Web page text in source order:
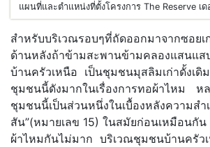
แผนที่และตำแหน่งที่ตั้งโครงการ The Reserve เ
สำหรับบริเวณรอบๆที่ถัดออกมาจากซอย
ด้านหลังถ้าข้ามสะพานข้ามคลองแสนแส
บ้านครัวเหนือ เป็นชุมชนมุสลิมเก่าดั้งเ
ชุมชนนี้ดังมากในเรื่องการทอผ้าไหม ห
ชุมชนนี้เป็นส่วนหนึ่งในเบื้องหลังความสำ
สัน”(หมายเลข 15) ในสมัยก่อนเหมือนกั
ผ้าไหมกันไม่มาก บริเวณชุมชนบ้านครัว